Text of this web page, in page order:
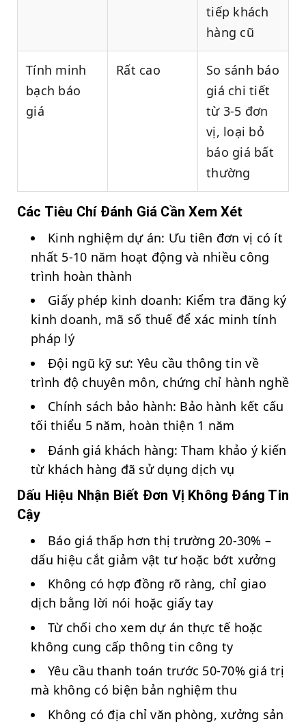
tiếp khách
hàng cũ
Tính minh
bạch báo
giá
Rất cao
So sánh báo
giá chi tiết
từ 3-5 đơn
vị, loại bỏ
báo giá bất
thường
Các Tiêu Chí Đánh Giá Cần Xem Xét
Kinh nghiệm dự án: Ưu tiên đơn vị có ít
nhất 5-10 năm hoạt động và nhiều công
trình hoàn thành
Giấy phép kinh doanh: Kiểm tra đăng ký
kinh doanh, mã số thuế để xác minh tính
pháp lý
Đội ngũ kỹ sư: Yêu cầu thông tin về
trình độ chuyên môn, chứng chỉ hành nghề
Chính sách bảo hành: Bảo hành kết cấu
tối thiểu 5 năm, hoàn thiện 1 năm
Đánh giá khách hàng: Tham khảo ý kiến
từ khách hàng đã sử dụng dịch vụ
Dấu Hiệu Nhận Biết Đơn Vị Không Đáng Tin
Cậy
Báo giá thấp hơn thị trường 20-30% –
dấu hiệu cắt giảm vật tư hoặc bớt xưởng
Không có hợp đồng rõ ràng, chỉ giao
dịch bằng lời nói hoặc giấy tay
Từ chối cho xem dự án thực tế hoặc
không cung cấp thông tin công ty
Yêu cầu thanh toán trước 50-70% giá trị
mà không có biện bản nghiệm thu
Không có địa chỉ văn phòng, xưởng sản